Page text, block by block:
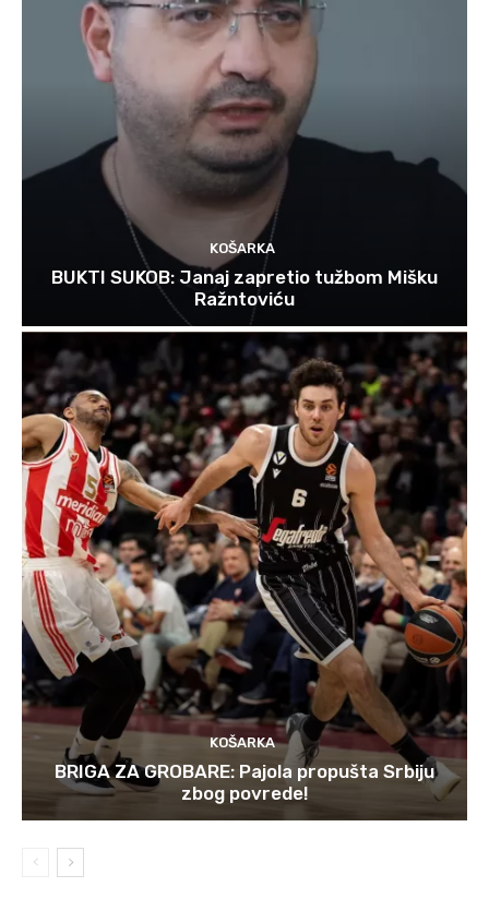
KOŠARKA
BUKTI SUKOB: Janaj zapretio tužbom Mišku
Ražntoviću
KOŠARKA
BRIGA ZA GROBARE: Pajola propušta Srbiju
zbog povrede!